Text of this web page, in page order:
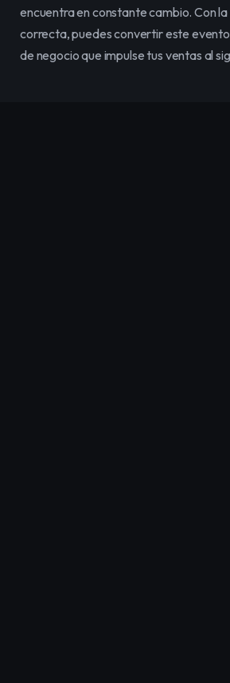
encuentra en constante cambio. Con
correcta, puedes convertir este
de negocio que impulse tus ventas al